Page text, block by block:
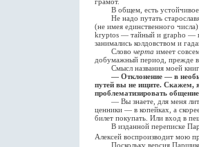
В общем, есть устойчивое
Не надо путать
(не имея единственного
kryptos — тайный и grapho —
занимались колдовством и
Слово черта имеет
добумажный период, прежде
Смысл названия моей книги,
— Отклонение — в
путей вы не ищите. Скажем,
проблематизировать
— Вы знаете, для меня
ценники — в копейках, а
билет покупать. Или вход в
В изданной переписке
Алексей воспроизводит мою
Поскольку версия